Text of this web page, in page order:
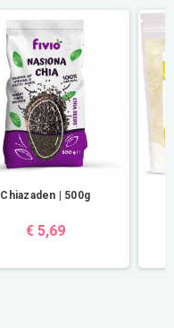
Chiazaden | 500g
€ 5,69